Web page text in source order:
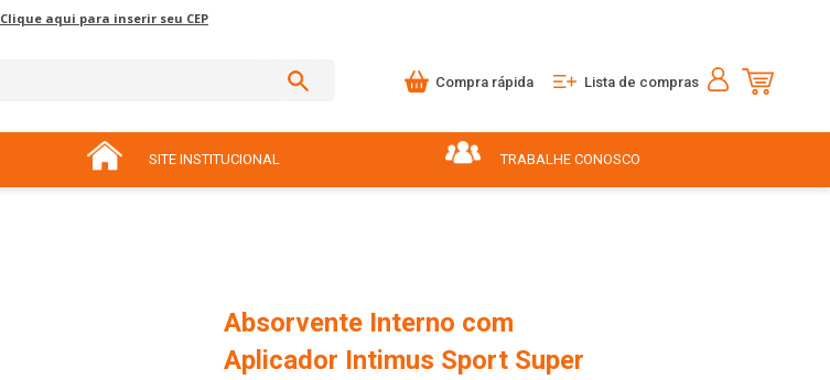
Clique aqui para inserir seu CEP
Compra rápida Lista de compras
SITE INSTITUCIONAL TRABALHE CONOSCO
Absorvente Interno com
Aplicador Intimus Sport Super